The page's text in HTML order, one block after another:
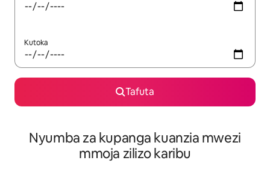
Kutoka
Tafuta
Nyumba za kupanga kuanzia mwezi
mmoja zilizo karibu